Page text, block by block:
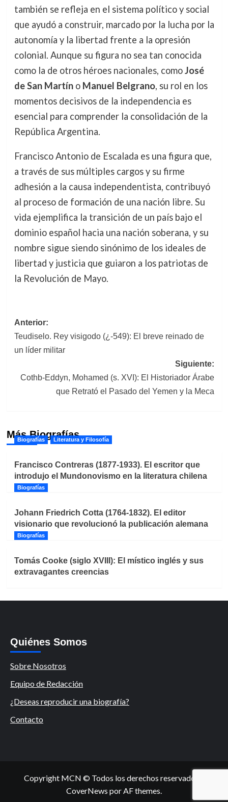
también se refleja en el sistema político y social
que ayudó a construir, marcado por la lucha por la
autonomía y la libertad frente a la opresión
colonial. Aunque su figura no sea tan conocida
como la de otros héroes nacionales, comoJosé
de San Martíno Manuel Belgrano, su rol en los
momentos decisivos de la independencia es
esencial para comprender la consolidación de la
República Argentina.
Francisco Antonio de Escalada es una figura que,
a través de sus múltiples cargos y su firme
adhesión a la causa independentista, contribuyó
al proceso de formación de una nación libre. Su
vida ejemplifica la transición de un país bajo el
dominio español hacia una nación soberana, y su
nombre sigue siendo sinónimo de los ideales de
libertad y justicia que guiaron a los patriotas de
la Revolución de Mayo.
Navegación
de
Anterior:
Teudiselo. Rey visigodo (¿-549): El breve reinado de
un líder militar
Siguiente:
Cothb-Eddyn, Mohamed (s. XVI): El Historiador Árabe
que Retrató el Pasado del Yemen y la Meca
Más Biografías
Biografías Literatura y Filosofía
Francisco Contreras (1877-1933). El escritor que
introdujo el Mundonovismo en la literatura chilena
Biografías
Johann Friedrich Cotta (1764-1832). El editor
visionario que revolucionó la publicación alemana
Biografías
Tomás Cooke (siglo XVIII): El místico inglés y sus
extravagantes creencias
Quiénes Somos
Sobre Nosotros
Equipo de Redacción
¿Deseas reproducir una biografía?
Contacto
Copyright MCN © Todos los derechos reservados.
CoverNews por AF themes.